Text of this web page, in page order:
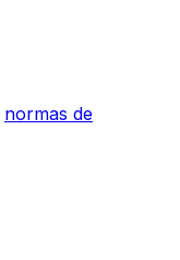
normas de